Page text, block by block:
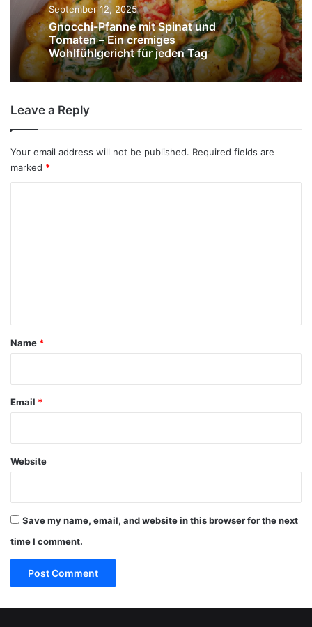
September 12, 2025
Gnocchi-Pfanne mit Spinat und
Tomaten – Ein cremiges
Wohlfühlgericht für jeden Tag
Leave a Reply
Your email address will not be published. Required fields are
marked *
*
Name *
Email *
Website
Save my name, email, and website in this browser for the next
time I comment.